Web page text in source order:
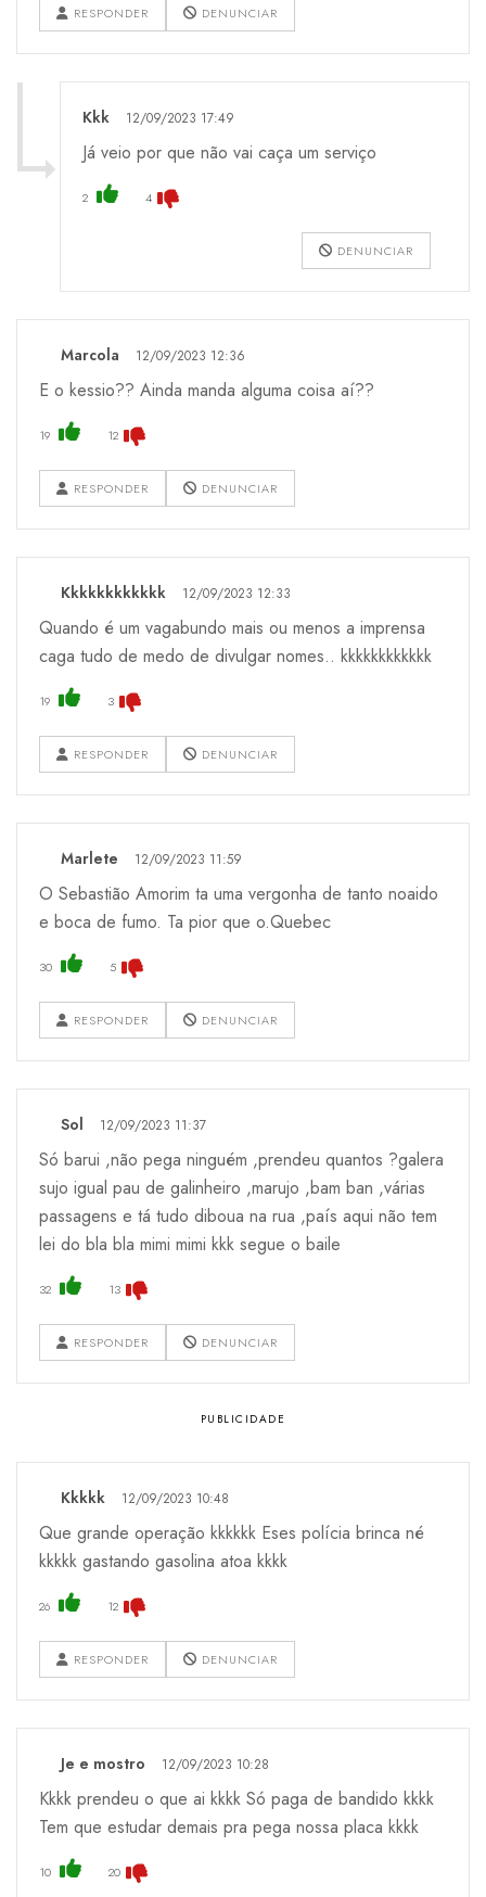
RESPONDER DENUNCIAR
Kkk 12/09/2023 17:49
Já veio por que não vai caça um serviço
2 4
DENUNCIAR
Marcola 12/09/2023 12:36
E o kessio?? Ainda manda alguma coisa aí??
19 12
RESPONDER DENUNCIAR
Kkkkkkkkkkkk 12/09/2023 12:33
Quando é um vagabundo mais ou menos a imprensa
caga tudo de medo de divulgar nomes.. kkkkkkkkkkkk
19 3
RESPONDER DENUNCIAR
Marlete 12/09/2023 11:59
O Sebastião Amorim ta uma vergonha de tanto noaido
e boca de fumo. Ta pior que o.Quebec
30 5
RESPONDER DENUNCIAR
Sol 12/09/2023 11:37
Só barui ,não pega ninguém ,prendeu quantos ?galera
sujo igual pau de galinheiro ,marujo ,bam ban ,várias
passagens e tá tudo diboua na rua ,país aqui não tem
lei do bla bla mimi mimi kkk segue o baile
32 13
RESPONDER DENUNCIAR
Kkkkk 12/09/2023 10:48
Que grande operação kkkkkk Eses polícia brinca né
kkkkk gastando gasolina atoa kkkk
26 12
RESPONDER DENUNCIAR
Je e mostro 12/09/2023 10:28
Kkkk prendeu o que ai kkkk Só paga de bandido kkkk
Tem que estudar demais pra pega nossa placa kkkk
10 20